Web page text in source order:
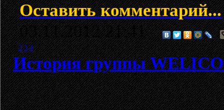
Оставить комментарий...
03.11.2012 21:41
1 2 3 4
История группы